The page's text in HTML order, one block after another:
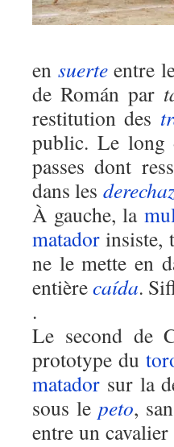
en suerteentre
de Román par
restitutiondes
public. Lelong
passes dont
dans les
À gauche, la
matador insiste,
ne le mette en
entièrecaída.
.
Le second de
prototype du
matador sur la
sous le peto,
entre un